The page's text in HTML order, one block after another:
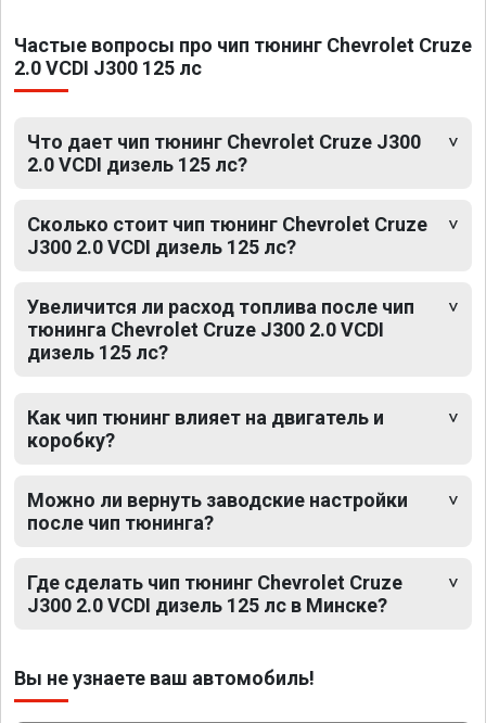
Частые вопросы про чип тюнинг Chevrolet Cruze
2.0 VCDI J300 125 лс
Что дает чип тюнинг Chevrolet Cruze J300
2.0 VCDI дизель 125 лс?
Сколько стоит чип тюнинг Chevrolet Cruze
J300 2.0 VCDI дизель 125 лс?
Увеличится ли расход топлива после чип
тюнинга Chevrolet Cruze J300 2.0 VCDI
дизель 125 лс?
Как чип тюнинг влияет на двигатель и
коробку?
Можно ли вернуть заводские настройки
после чип тюнинга?
Где сделать чип тюнинг Chevrolet Cruze
J300 2.0 VCDI дизель 125 лс в Минске?
Вы не узнаете ваш автомобиль!